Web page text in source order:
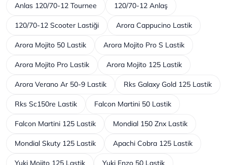
Anlas 120/70-12 Tournee 120/70-12 Anlaş
120/70-12 Scooter Lastiği Arora Cappucino Lastik
Arora Mojito 50 Lastik Arora Mojito Pro S Lastik
Arora Mojito Pro Lastik Arora Mojito 125 Lastik
Arora Verano Ar 50-9 Lastik Rks Galaxy Gold 125 Lastik
Rks Sc150re Lastik Falcon Martini 50 Lastik
Falcon Martini 125 Lastik Mondial 150 Znx Lastik
Mondial Skuty 125 Lastik Apachi Cobra 125 Lastik
Yuki Mojito 125 Lastik Yuki Enzo 50 Lastik